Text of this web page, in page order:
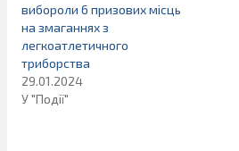
вибороли 6 призових місць
на змаганнях з
легкоатлетичного
триборства
29.01.2024
У "Події"